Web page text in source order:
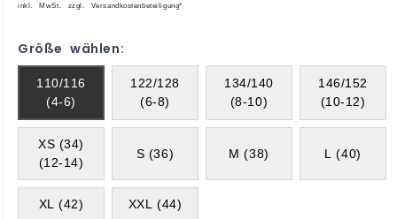
inkl. MwSt. zzgl. Versandkostenbeteiligung*
Größe wählen:
110/116
(4-6)
122/128
(6-8)
134/140
(8-10)
146/152
(10-12)
XS (34)
(12-14)
S (36) M (38) L (40)
XL (42) XXL (44)